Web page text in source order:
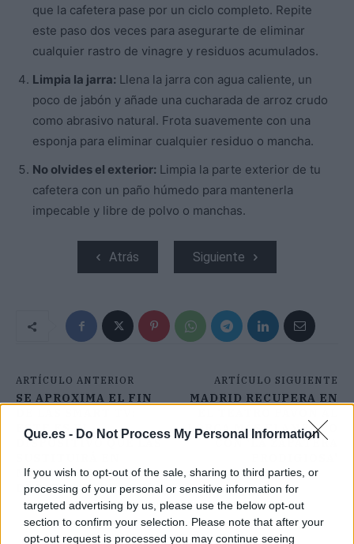
Que.es - Do Not Process My Personal Information
If you wish to opt-out of the sale, sharing to third parties, or
processing of your personal or sensitive information for
targeted advertising by us, please use the below opt-out
section to confirm your selection. Please note that after your
opt-out request is processed you may continue seeing
que la cafetera pase por un ciclo completo. Repite
este paso dos veces para asegurarte de eliminar
cualquier rastro de vinagre y residuos acumulados.
Limpia la jarra: Llena la jarra con agua caliente, un
poco de jabón y añade una cucharada de arroz crudo
como abrasivo natural. Frota suavemente con una
esponja para eliminar cualquier residuo o mancha.
No olvides el exterior: Limpia la parte exterior de tu
cafetera con un paño húmedo para mantenerla
impecable y libre de polvo o manchas.
Atrás Siguiente
ARTÍCULO ANTERIOR
SE APROXIMA EL FIN
ESTE ES EL
DISPOSITIVO QUE LAS
MENOS DE UNA
DÉCADA
ARTÍCULO SIGUIENTE
MADRID RECUPERA EN
LORCA MÁS FLAMENCO
CON 'LA ZAPATERA